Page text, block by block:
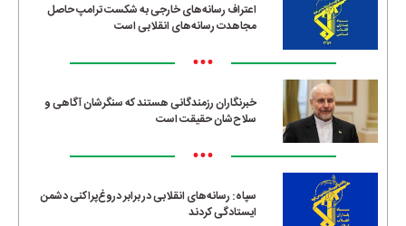
اعتراف رسانه‌های خارجی به شکست ترامپ حاصل
مجاهدت رسانه‌های انقلابی است
•••
خبرنگاران رزمندگانی هستند که سنگرشان آگاهی و
سلاح‌شان حقیقت است
•••
سپاه: رسانه‌های انقلابی در برابر دروغ‌پراکنی دشمن
ایستادگی کردند